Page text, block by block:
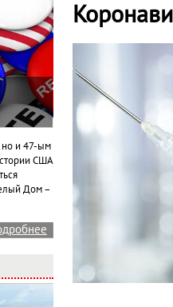
но и 47-ым
США
Дом –